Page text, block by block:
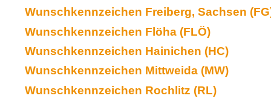
Wunschkennzeichen Freiberg, Sachsen
Wunschkennzeichen Flöha (FLÖ)
Wunschkennzeichen Hainichen (HC)
Wunschkennzeichen Mittweida (MW)
Wunschkennzeichen Rochlitz (RL)